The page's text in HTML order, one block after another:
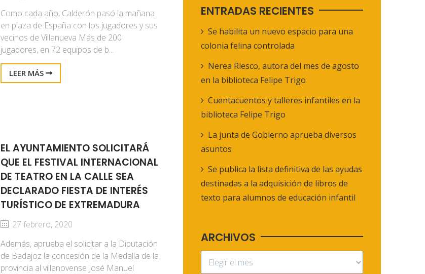
Como cada año, Calderón pasó la mañana
en plaza de España con los jugadores y sus
vecinos de Villanueva Más de 200
jugadores, en 72 equipos de b...
LEER MÁS
EL AYUNTAMIENTO SOLICITARÁ
QUE EL FESTIVAL INTERNACIONAL
DE TEATRO EN LA CALLE SEA
DECLARADO FIESTA DE INTERÉS
TURÍSTICO DE EXTREMADURA
27 febrero, 2020
Además, aprueba el solicitar a la Diputación
de Badajoz la concesión de la Medalla de la
provincia al villanovense José Manuel
ENTRADAS RECIENTES
Se habilita un nuevo espacio para una
colonia felina controlada
Nerea Riesco, autora del mes de agosto
en la biblioteca Felipe Trigo
Cuentacuentos y talleres infantiles en la
biblioteca Felipe Trigo
La junta de Gobierno aprueba diversos
asuntos
Se publica la lista definitiva de las ayudas
destinadas a la adquisición de libros de
texto para alumnos de educación infantil
ARCHIVOS